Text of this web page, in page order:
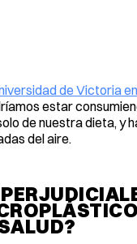
de Victoria
estar
de nuestra dieta, y
del aire.